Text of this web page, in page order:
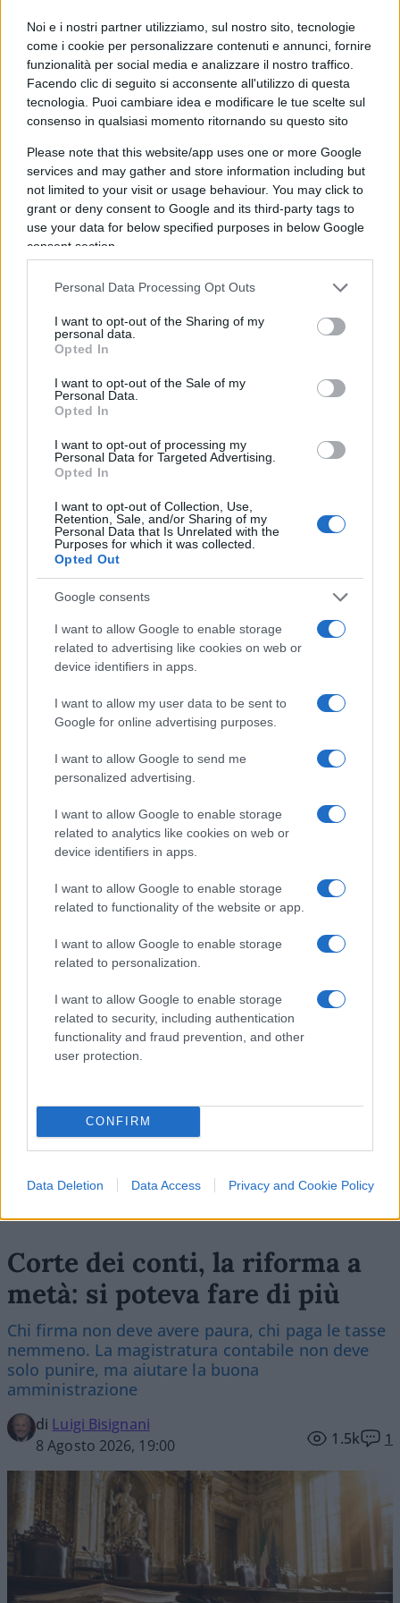
Noi e i nostri partner utilizziamo, sul nostro sito, tecnologie
come i cookie per personalizzare contenuti e annunci, fornire
funzionalità per social media e analizzare il nostro traffico.
Facendo clic di seguito si acconsente all'utilizzo di questa
tecnologia. Puoi cambiare idea e modificare le tue scelte sul
consenso in qualsiasi momento ritornando su questo sito
Please note that this website/app uses one or more Google
services and may gather and store information including but
not limited to your visit or usage behaviour. You may click to
grant or deny consent to Google and its third-party tags to
use your data for below specified purposes in below Google
consent section.
Personal Data Processing Opt Outs
I want to opt-out of the Sharing of my
personal data.
Opted In
I want to opt-out of the Sale of my
Personal Data.
Opted In
I want to opt-out of processing my
Personal Data for Targeted Advertising.
Opted In
I want to opt-out of Collection, Use,
Retention, Sale, and/or Sharing of my
Personal Data that Is Unrelated with the
Purposes for which it was collected.
Opted Out
Google consents
I want to allow Google to enable storage
related to advertising like cookies on web or
device identifiers in apps.
I want to allow my user data to be sent to
Google for online advertising purposes.
I want to allow Google to send me
personalized advertising.
I want to allow Google to enable storage
related to analytics like cookies on web or
device identifiers in apps.
I want to allow Google to enable storage
related to functionality of the website or app.
I want to allow Google to enable storage
related to personalization.
I want to allow Google to enable storage
related to security, including authentication
functionality and fraud prevention, and other
user protection.
CONFIRM
Data Deletion Data Access Privacy and Cookie Policy
recentereferendume alle discussioni sulla
cittadinanza. “Ci hanno preso per il culo, ci
hanno preso per il quorum”, ha dichiarato,
criticando la spesa pubblica per il referendum. Ha
sull’immigrazione, sottolineando come solo nelle
grandi città si voti a favore di una cittadinanza più
rapida. “Dalle altre parti col caz***, ed è la stessa
fotografia della sinistra.”
Cruciani si è infine scagliato contro il Partito
democratico per aver organizzato un convegno
alla Camera dei deputati su una proposta di legge
per limitare il consumo di zuccheri. “Ma che
caz*** siete diventati? Il Partito della dieta, APD”,
il consumo di zuccheri.
Nicolaporro.it è anche su Whatsapp. È
sufficientecliccare quiper iscriversi al canale ed
essere sempre aggiornati (gratis)
#LA ZANZARA
Leggi i commenti
SEDUTE SATIRICHE
Vignetta del 07/08/2026
Corte dei conti, la riforma a
metà: si poteva fare di più
Chi firma non deve avere paura, chi paga le tasse
nemmeno. La magistratura contabile non deve
solo punire, ma aiutare la buona
amministrazione
di Luigi Bisignani
8 Agosto 2026, 19:00
1.5k 1